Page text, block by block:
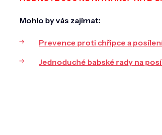
Mohlo by vás zajímat:
Prevence proti chřipce a
Jednoduché babské rady na